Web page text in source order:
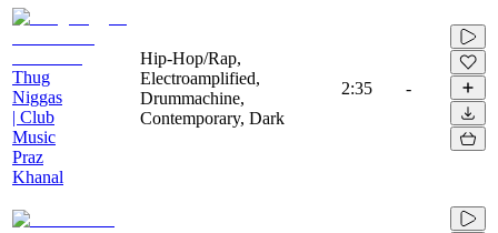
Thug
Niggas
| Club
Music
Praz
Khanal
Hip-Hop/Rap,
Electroamplified,
Drummachine,
Contemporary, Dark
2:35 -